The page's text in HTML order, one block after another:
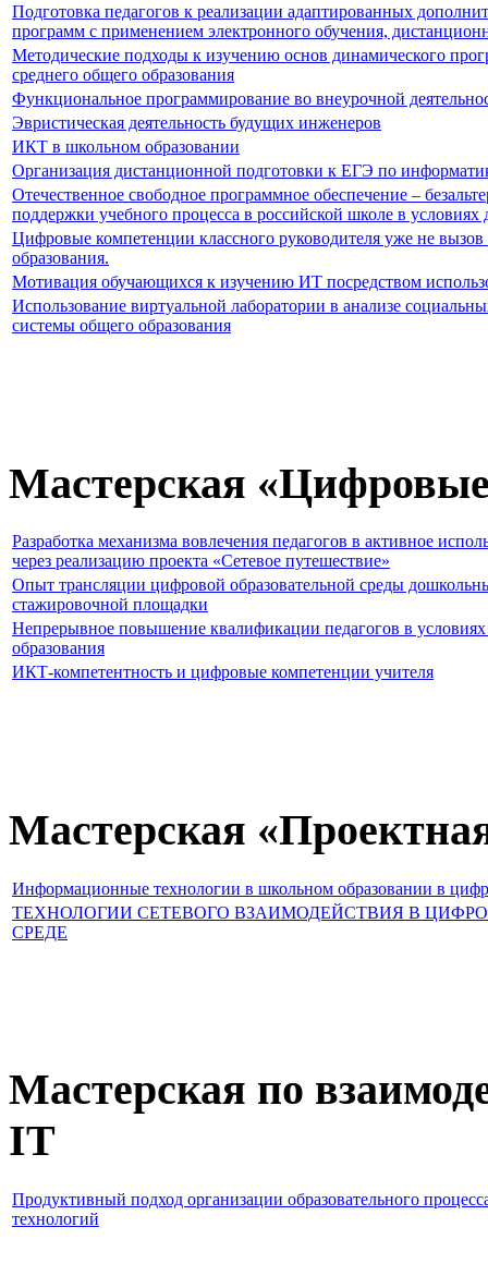
Подготовка педагогов к реализации адаптированных
программ с применением электронного обучения,
Методические подходы к изучению основ динамического
среднего общего образования
Функциональное программирование во внеурочной
Эвристическая деятельность будущих инженеров
ИКТ в школьном образовании
Организация дистанционной подготовки к ЕГЭ по
Отечественное свободное программное обеспечение –
поддержки учебного процесса в российской школе в
Цифровые компетенции классного руководителя уже не
образования.
Мотивация обучающихся к изучению ИТ посредством
Использование виртуальной лаборатории в анализе
системы общего образования
Мастерская
Разработка механизма вовлечения педагогов в активное
через реализацию проекта «Сетевое путешествие»
Опыт трансляции цифровой образовательной среды
стажировочной площадки
Непрерывное повышение квалификации педагогов в
образования
ИКТ-компетентность и цифровые компетенции учителя
Мастерская
Информационные технологии в школьном образовании в
ТЕХНОЛОГИИ СЕТЕВОГО ВЗАИМОДЕЙСТВИЯ В
СРЕДЕ
Мастерская по
IT
Продуктивный подход организации образовательного
технологий